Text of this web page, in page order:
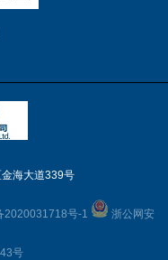
海大道339号
2020031718号-1 浙公网安
号